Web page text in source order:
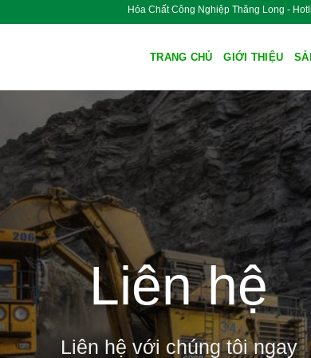
Hóa Chất Công Nghiệp Thăng Long -
TRANG CHỦ GIỚI THIỆU
Liên hệ
Liên hệ với chúng tôi ngay